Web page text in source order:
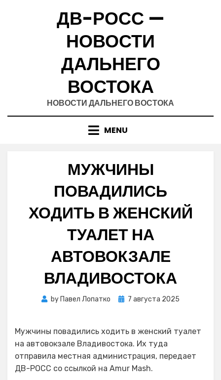
ДВ-РОСС —
НОВОСТИ
ДАЛЬНЕГО
ВОСТОКА
НОВОСТИ ДАЛЬНЕГО ВОСТОКА
MENU
МУЖЧИНЫ
ПОВАДИЛИСЬ
ХОДИТЬ В ЖЕНСКИЙ
ТУАЛЕТ НА
АВТОВОКЗАЛЕ
ВЛАДИВОСТОКА
by Павел Лопатко
Posted
7 августа 2025
Мужчины повадились ходить в женский туалет
на автовокзале Владивостока. Их туда
отправила местная администрация, передает
ДВ-РОСС со ссылкой на Amur Mash.